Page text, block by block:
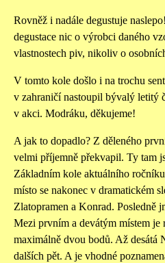
Rovněž i nadále degustuje
degustace nic o výrobci daného
vlastnostech piv, nikoliv o
V tomto kole došlo i na trochu
v zahraničí nastoupil bývalý letitý
v akci. Modráku, děkujeme!
A jak to dopadlo? Z děleného
velmi příjemně překvapil. Ty tam
Základním kole aktuálního
místo se nakonec v dramatickém
Zlatopramen a Konrad. Posledně
Mezi prvním a devátým místem
maximálně dvou bodů. Až desátá
dalších pět. A je vhodné